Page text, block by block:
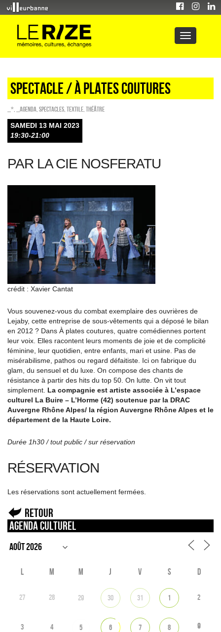
Spectacle / À PLATES COUTURES
_* _Agenda SPECTACLES Textile Théâtre
SAMEDI 13 MAI 2023
19:30-21:00
PAR LA CIE NOSFERATU
crédit : Xavier Cantat
Vous souvenez-vous du combat exemplaire des ouvrières de
Lejaby, cette entreprise de sous-vêtements qui a déposé le bilan
en 2012 ? Dans À plates coutures, quatre comédiennes portent
leur voix. Elles racontent leurs moments de joie et de complicité
féminine, leur quotidien, entre enfants, mari et usine. Pas de
misérabilisme, pathos ou regard défaitiste. Ici on fabrique du
glam, du sensuel et du luxe. On compose des chants de
résistance à partir des hits du top 50. On lutte. On vit tout
simplement. La compagnie est artiste associée à L’espace
culturel La Buire – L’Horme (42) soutenue par la DRAC
Auvergne Rhône Alpes/ la région Auvergne Rhône Alpes et le
département de la Haute Loire.
Durée 1h30 / tout public / sur réservation
RÉSERVATION
Les réservations sont actuellement fermées.
Retour
Agenda culturel
L M M J V S D
27 28 29 30 31 1 2
3 4 5 6 7 8 9